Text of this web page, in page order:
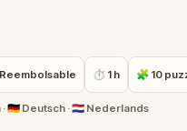
Freetown Christiania
solve puzzles, and
spirited magic hidden in
Expect
a few surprises that
⏱ 1 h 🧩 10
🇩🇪 Deutsch · 🇳🇱 Nederlands